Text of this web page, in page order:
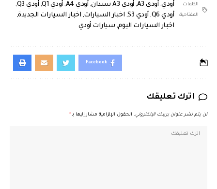
الكلمات
المفتاحية:
أودي, أودي A3 , أودي A3 سيدان , أودي A4 , أودي Q1 , أودي Q3
,
أودي Q6
, أودي S3 , اخبار السيارات, اخبار السيارات الجديدة,
اخبار السيارات اليوم, سيارات أودي
Facebook
اترك تعليقك
لن يتم نشر عنوان بريدك الإلكتروني. الحقول الإلزامية مشار إليها بـ *